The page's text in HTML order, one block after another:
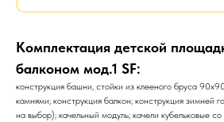
Комплектация детской
балконом мод.1 SF:
конструкция башни, стойки из клееного бруса
камнями; конструкция балкон; конструкция зимней
на выбор); качельный модуль; качели кубельковые